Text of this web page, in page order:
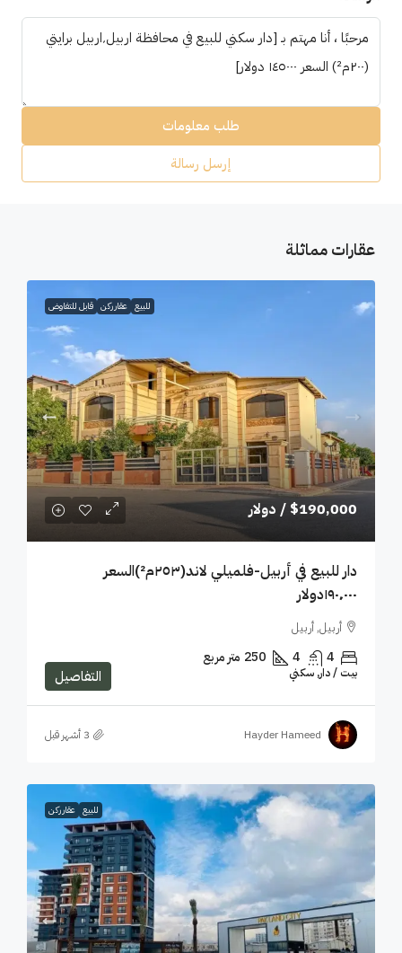
طلب معلومات
إرسل رسالة
مماثلة
عقار ركن قابل للتفاوض
$190,000/ دولار
دار للبيع في أربيل-فلميلي لاند(٢٥٣م²)السعر
أربيل, أربيل
4
250 متر مربع
بيت / دار, سكني التفاصيل
Hayder Hameed
للبيع عقار ركن